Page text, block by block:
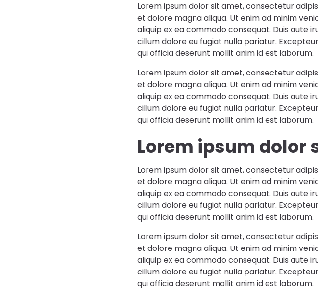
Lorem ipsum dolor sit amet, consectetur
et dolore magna aliqua. Ut enim ad minim
aliquip ex ea commodo consequat. Duis aute
cillum dolore eu fugiat nulla pariatur.
qui officia deserunt mollit anim id est laborum.
Lorem ipsum dolor sit amet, consectetur
et dolore magna aliqua. Ut enim ad minim
aliquip ex ea commodo consequat. Duis aute
cillum dolore eu fugiat nulla pariatur.
qui officia deserunt mollit anim id est laborum.
Lorem ipsum dolor
Lorem ipsum dolor sit amet, consectetur
et dolore magna aliqua. Ut enim ad minim
aliquip ex ea commodo consequat. Duis aute
cillum dolore eu fugiat nulla pariatur.
qui officia deserunt mollit anim id est laborum.
Lorem ipsum dolor sit amet, consectetur
et dolore magna aliqua. Ut enim ad minim
aliquip ex ea commodo consequat. Duis aute
cillum dolore eu fugiat nulla pariatur.
qui officia deserunt mollit anim id est laborum.